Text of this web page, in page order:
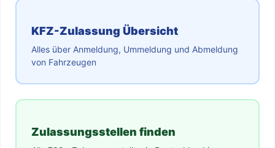
KFZ-Zulassung Übersicht
Alles über Anmeldung, Ummeldung und Abmeldung
von Fahrzeugen
Zulassungsstellen finden